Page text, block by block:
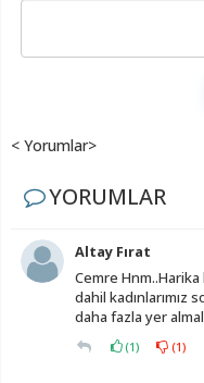
< Yorumlar>
YORUMLAR
Altay Fırat
Cemre
dahil kadınlarımız
daha fazla yer
(1) (1)